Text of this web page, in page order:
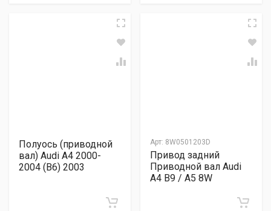
Полуось (приводной
вал) Audi A4 2000-
2004 (B6) 2003
Арт: 8W0501203D
Привод задний
Приводной вал Audi
A4 B9 / A5 8W